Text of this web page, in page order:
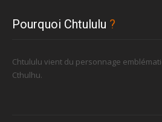
Pourquoi Chtululu ?
Chtululu vient du personnage
Cthulhu.